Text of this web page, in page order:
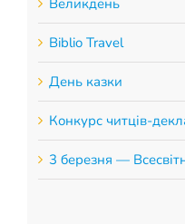
Biblio Travel
День казки
Конкурс читців-
3 березня —